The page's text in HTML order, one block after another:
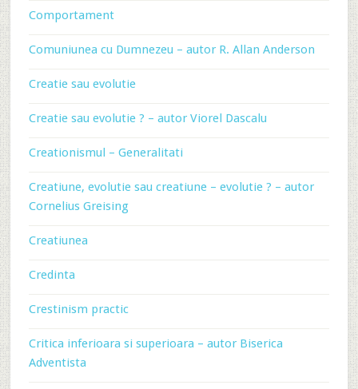
Comportament
Comuniunea cu Dumnezeu – autor R. Allan Anderson
Creatie sau evolutie
Creatie sau evolutie ? – autor Viorel Dascalu
Creationismul – Generalitati
Creatiune, evolutie sau creatiune – evolutie ? – autor
Cornelius Greising
Creatiunea
Credinta
Crestinism practic
Critica inferioara si superioara – autor Biserica
Adventista